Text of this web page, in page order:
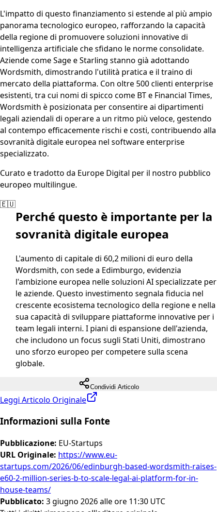
L'impatto di questo finanziamento si estende al più ampio
panorama tecnologico europeo, rafforzando la capacità
della regione di promuovere soluzioni innovative di
intelligenza artificiale che sfidano le norme consolidate.
Aziende come Sage e Starling stanno già adottando
Wordsmith, dimostrando l'utilità pratica e il traino di
mercato della piattaforma. Con oltre 500 clienti enterprise
esistenti, tra cui nomi di spicco come BT e Financial Times,
Wordsmith è posizionata per consentire ai dipartimenti
legali aziendali di operare a un ritmo più veloce, gestendo
al contempo efficacemente rischi e costi, contribuendo alla
sovranità digitale europea nel software enterprise
specializzato.
Curato e tradotto da Europe Digital per il nostro pubblico
europeo multilingue.
🇪🇺
Perché questo è importante per la
sovranità digitale europea
L'aumento di capitale di 60,2 milioni di euro della
Wordsmith, con sede a Edimburgo, evidenzia
l'ambizione europea nelle soluzioni AI specializzate per
le aziende. Questo investimento segnala fiducia nel
crescente ecosistema tecnologico della regione e nella
sua capacità di sviluppare piattaforme innovative per i
team legali interni. I piani di espansione dell'azienda,
che includono un focus sugli Stati Uniti, dimostrano
uno sforzo europeo per competere sulla scena
globale.
Condividi Articolo
Leggi Articolo Originale
Informazioni sulla Fonte
Pubblicazione: EU-Startups
URL Originale: https://www.eu-
startups.com/2026/06/edinburgh-based-wordsmith-raises-
e60-2-million-series-b-to-scale-legal-ai-platform-for-in-
house-teams/
Pubblicato: 3 giugno 2026 alle ore 11:30 UTC